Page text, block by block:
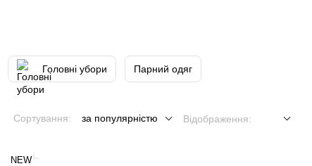
Головні убори Парний одяг
Сортування: за популярністю Відображення:
NEW